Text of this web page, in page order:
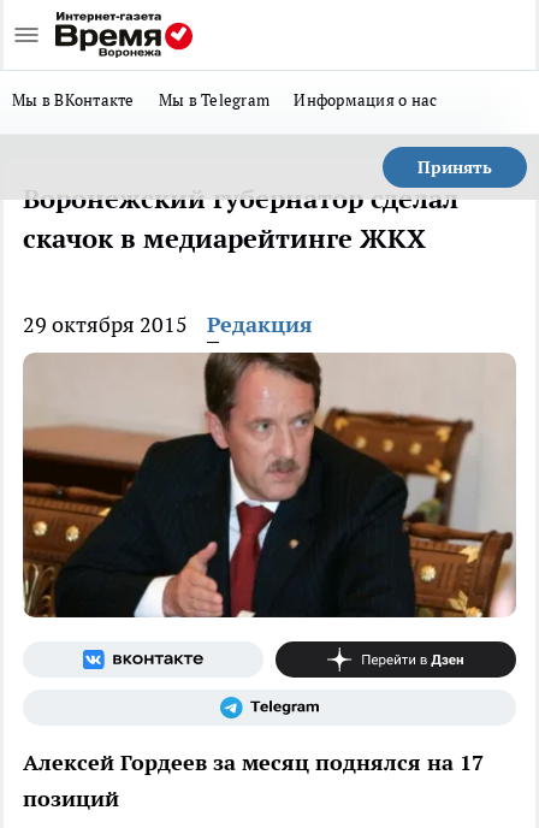
Мы в ВКонтакте Мы в Telegram Информация о нас
Принять
Воронежский губернатор сделал
скачок в медиарейтинге ЖКХ
29 октября 2015 Редакция
Алексей Гордеев за месяц поднялся на 17
позиций